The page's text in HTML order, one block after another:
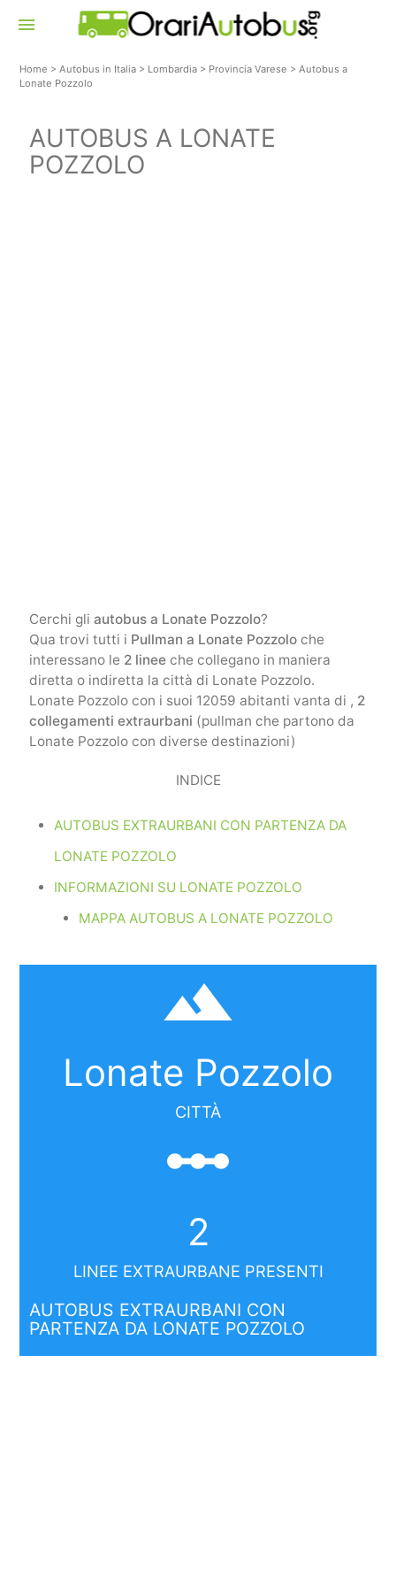
menu
Home >Autobus in Italia > Lombardia > Provincia Varese >Autobus a
Lonate Pozzolo
AUTOBUS A LONATE
POZZOLO
Cerchi gli autobus a Lonate Pozzolo?
Qua trovi tutti i Pullman a Lonate Pozzoloche
interessano le 2 lineeche collegano in maniera
diretta o indiretta la città di Lonate Pozzolo.
Lonate Pozzolo con i suoi 12059 abitanti vanta di , 2
collegamenti extraurbani (pullman che partono da
Lonate Pozzolo con diverse destinazioni)
INDICE
AUTOBUS EXTRAURBANI CON PARTENZA DA
LONATE POZZOLO
INFORMAZIONI SU LONATE POZZOLO
MAPPA AUTOBUS A LONATE POZZOLO
filter_hdr
Lonate Pozzolo
CITTÀ
linear_scale
2
LINEE EXTRAURBANE PRESENTI
AUTOBUS EXTRAURBANI CON
PARTENZA DA LONATE POZZOLO